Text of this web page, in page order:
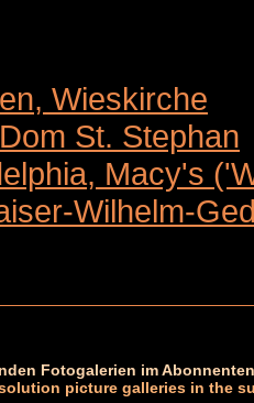
Wieskirche
St. Stephan
Macy's
Wilhelm-
Fotogalerien im
picture galleries in the